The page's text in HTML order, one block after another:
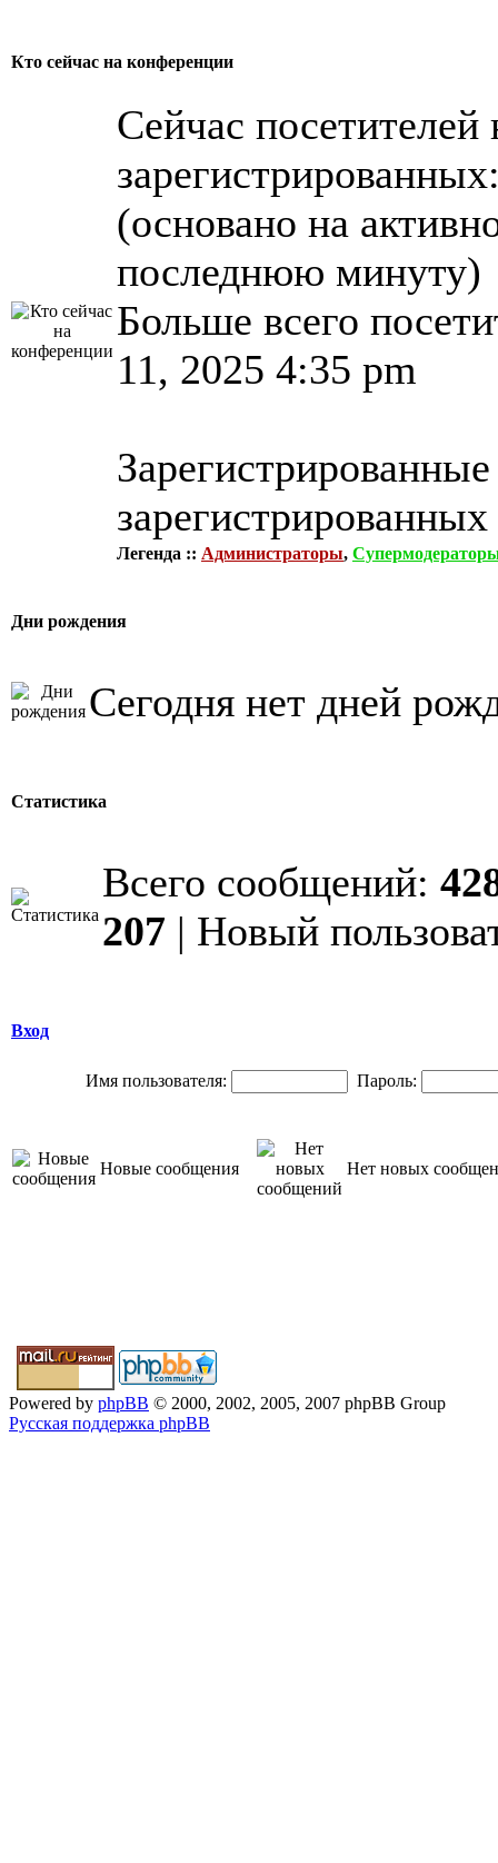
Кто сейчас на конференции
Сейчас
(основано на
последнюю минуту)
Больше всего
11, 2025 4:35 pm
зарегистрированных
Легенда :: Администраторы,
Дни рождения
Сегодня нет дней
Статистика
Всего сообщений:
207 | Новый
Вход
Имя пользователя: Пароль:
Новые сообщения Нет новых
Powered by phpBB © 2000, 2002, 2005, 2007 phpBB Group
Русская поддержка phpBB